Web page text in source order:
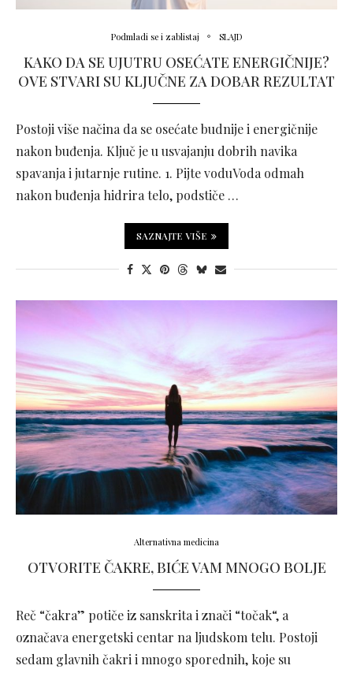
Podmladi se i zablistaj SLAJD
KAKO DA SE UJUTRU OSEĆATE ENERGIČNIJE?
OVE STVARI SU KLJUČNE ZA DOBAR REZULTAT
Postoji više načina da se osećate budnije i energičnije
nakon buđenja. Ključ je u usvajanju dobrih navika
spavanja i jutarnje rutine. 1. Pijte voduVoda odmah
nakon buđenja hidrira telo, podstiče …
SAZNAJTE VIŠE
Alternativna medicina
OTVORITE ČAKRE, BIĆE VAM MNOGO BOLJE
Reč “čakra” potiče iz sanskrita i znači “točak“, a
označava energetski centar na ljudskom telu. Postoji
sedam glavnih čakri i mnogo sporednih, koje su